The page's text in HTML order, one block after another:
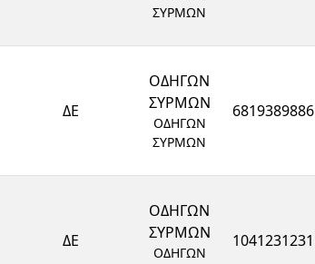
ΣΥΡΜΩΝ
ΔΕ
ΟΔΗΓΩΝ
ΣΥΡΜΩΝ
ΟΔΗΓΩΝ
ΣΥΡΜΩΝ
6819389886
ΔΕ
ΟΔΗΓΩΝ
ΣΥΡΜΩΝ
ΟΔΗΓΩΝ
1041231231